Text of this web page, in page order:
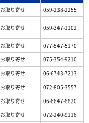
お取り寄せ 059-238-2255
お取り寄せ 059-347-1102
お取り寄せ
077-547-5170
お取り寄せ
075-354-9210
お取り寄せ
06-6743-7213
お取り寄せ
072-805-3557
お取り寄せ
06-6647-8820
お取り寄せ
072-240-9116